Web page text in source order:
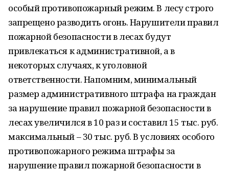
особый противопожарный режим. В лесу строго
запрещено разводить огонь. Нарушители правил
пожарной безопасности в лесах будут
привлекаться к административной, а в
некоторых случаях, к уголовной
ответственности. Напомним, минимальный
размер административного штрафа на граждан
за нарушение правил пожарной безопасности в
лесах увеличился в 10 раз и составил 15 тыс. руб.
максимальный – 30 тыс. руб. В условиях особого
противопожарного режима штрафы за
нарушение правил пожарной безопасности в